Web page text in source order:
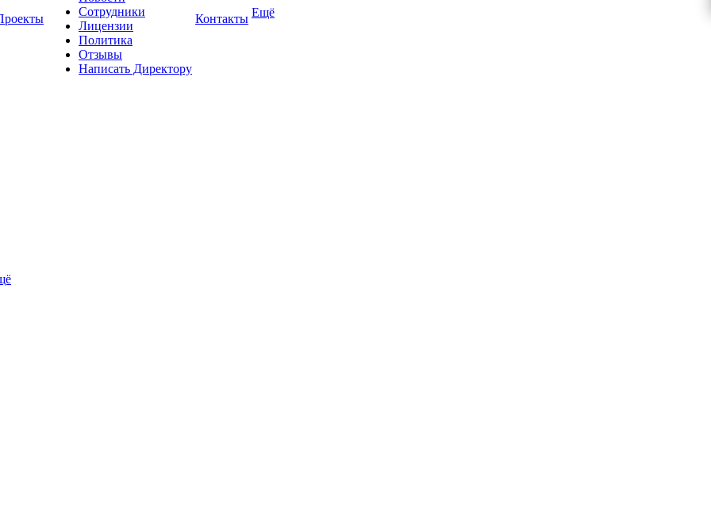
Сотрудники
Лицензии
Политика
Отзывы
Написать Директору
Контакты Ещё